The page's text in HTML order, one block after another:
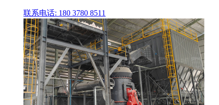
联系电话: 180 3780 8511